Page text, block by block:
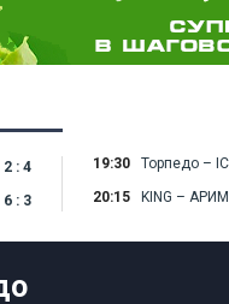
2 : 4
6 : 3
19:30
Торпедо –
20:15
KING –